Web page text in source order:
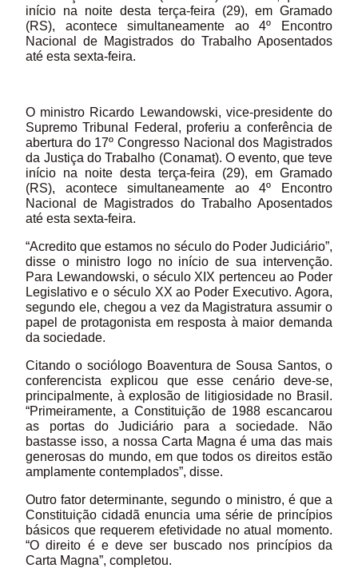
início na noite desta terça-feira (29), em Gramado
(RS), acontece simultaneamente ao 4º Encontro
Nacional de Magistrados do Trabalho Aposentados
até esta sexta-feira.
O ministro Ricardo Lewandowski, vice-presidente do
Supremo Tribunal Federal, proferiu a conferência de
abertura do 17º Congresso Nacional dos Magistrados
da Justiça do Trabalho (Conamat). O evento, que teve
início na noite desta terça-feira (29), em Gramado
(RS), acontece simultaneamente ao 4º Encontro
Nacional de Magistrados do Trabalho Aposentados
até esta sexta-feira.
“Acredito que estamos no século do Poder Judiciário”,
disse o ministro logo no início de sua intervenção.
Para Lewandowski, o século XIX pertenceu ao Poder
Legislativo e o século XX ao Poder Executivo. Agora,
segundo ele, chegou a vez da Magistratura assumir o
papel de protagonista em resposta à maior demanda
da sociedade.
Citando o sociólogo Boaventura de Sousa Santos, o
conferencista explicou que esse cenário deve-se,
principalmente, à explosão de litigiosidade no Brasil.
“Primeiramente, a Constituição de 1988 escancarou
as portas do Judiciário para a sociedade. Não
bastasse isso, a nossa Carta Magna é uma das mais
generosas do mundo, em que todos os direitos estão
amplamente contemplados”, disse.
Outro fator determinante, segundo o ministro, é que a
Constituição cidadã enuncia uma série de princípios
básicos que requerem efetividade no atual momento.
“O direito é e deve ser buscado nos princípios da
Carta Magna”, completou.